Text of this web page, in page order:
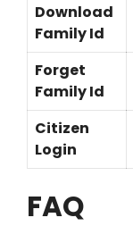
Download
Family Id
Forget
Family Id
Citizen
Login
FAQ